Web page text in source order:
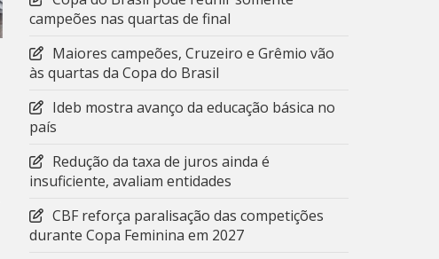
campeões nas quartas de final
Maiores campeões, Cruzeiro e Grêmio vão
às quartas da Copa do Brasil
Ideb mostra avanço da educação básica no
país
Redução da taxa de juros ainda é
insuficiente, avaliam entidades
CBF reforça paralisação das competições
durante Copa Feminina em 2027